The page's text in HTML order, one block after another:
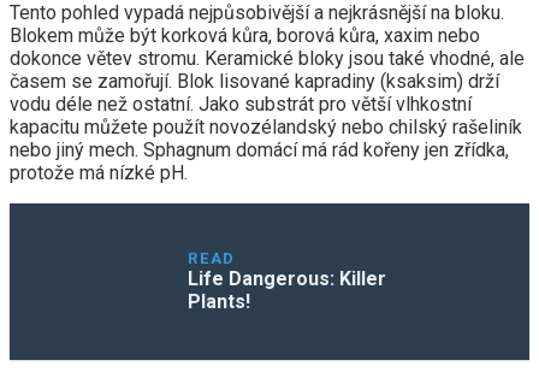
Tento pohled vypadá nejpůsobivější a nejkrásnější na bloku.
Blokem může být korková kůra, borová kůra, xaxim nebo
dokonce větev stromu. Keramické bloky jsou také vhodné, ale
časem se zamořují. Blok lisované kapradiny (ksaksim) drží
vodu déle než ostatní. Jako substrát pro větší vlhkostní
kapacitu můžete použít novozélandský nebo chilský rašeliník
nebo jiný mech. Sphagnum domácí má rád kořeny jen zřídka,
protože má nízké pH.
READ
Life Dangerous: Killer
Plants!